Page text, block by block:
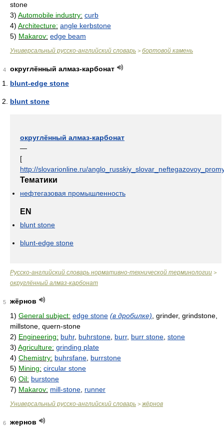
stone
3) Automobile industry: curb
4) Architecture: angle kerbstone
5) Makarov: edge beam
Универсальный русско-английский словарь > бортовой камень
4
округлённый алмаз-карбонат
blunt-edge stone
blunt stone
округлённый алмаз-карбонат
—
[
http://slovarionline.ru/
Тематики
нефтегазовая промышленность
EN
blunt stone
blunt-edge stone
Русско-английский словарь нормативно-технической терминологии >
округлённый алмаз-карбонат
5
жёрнов
1) General subject: edge stone (в дробилке) , grinder, grindstone,
millstone, quern-stone
2) Engineering: buhr, buhrstone burr, burr stone stone
3) Agriculture: grinding plate
4) Chemistry: buhrsfane burrstone
5) Mining: circular stone
6) Oil: burstone
7) Makarov: mill-stone runner
Универсальный русско-английский словарь > жёрнов
6
жернов